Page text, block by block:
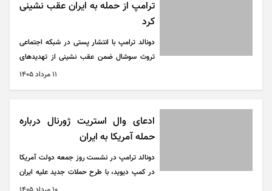
ترامپ از حمله به ایران عقب نشینی
کرد
دونالد ترامپ با انتشار پستی در شبکه اجتماعی
تروث سوشال ضمن عقب نشینی از تهدید‌های
چند روز اخیر خود نوشت که «حمله به ایران را
۱۱ مرداد ۱۴۰۵
ادعای وال استریت ژورنال درباره
حمله آمریکا به ایران
دونالد ترامپ در نشست روز جمعه دولت آمریکا
در کمپ دیوید، با طرح حملات جدید علیه ایران
موافقت کرده و دستور آماده‌سازی برای اجرای آن